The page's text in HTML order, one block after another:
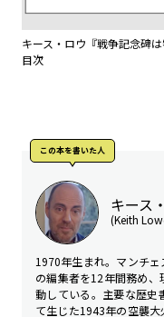
キース・ロウ『戦争記念碑
目次
この本を書いた人
キース
(Keith
1970年生まれ。マンチ
の編集者を12年間務め
動している。主要な歴史
て生じた1943年の空襲